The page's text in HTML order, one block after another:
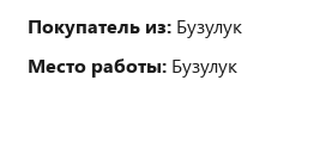
Покупатель из: Бузулук
Место работы: Бузулук